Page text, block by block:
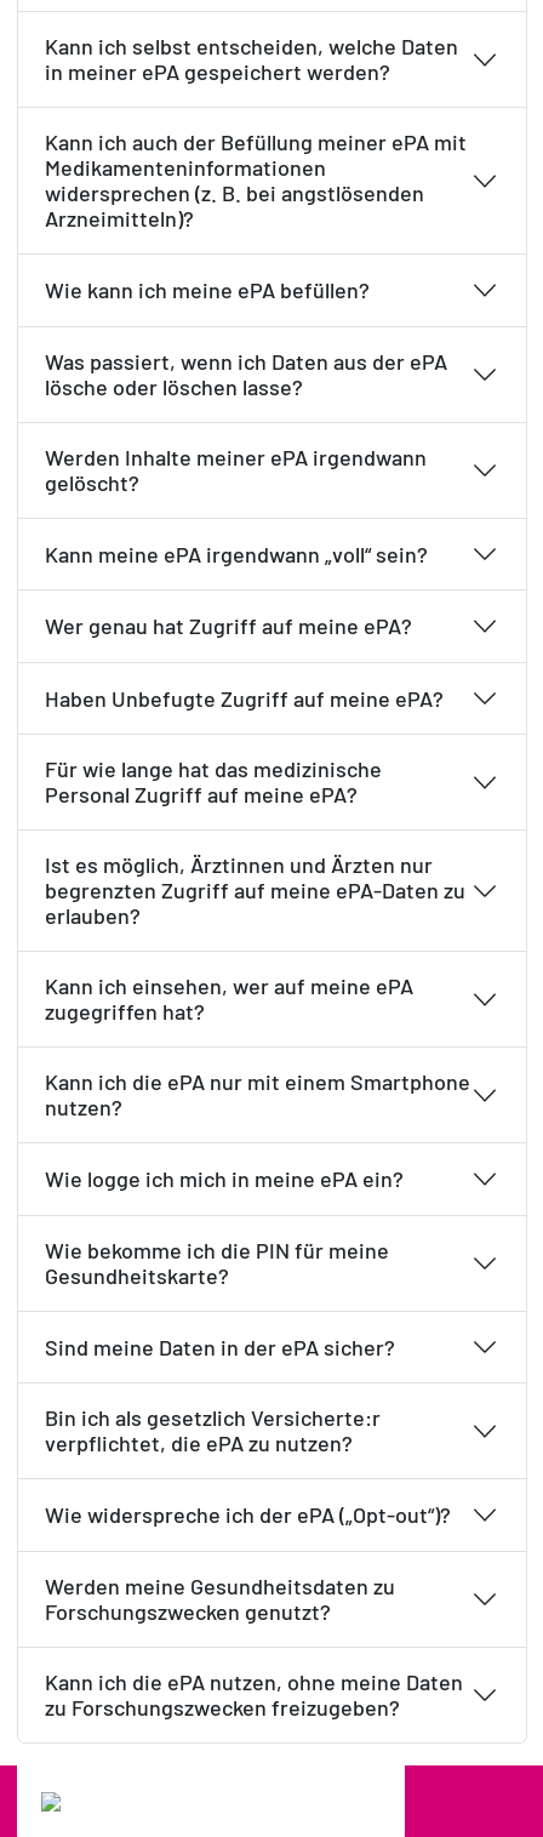
Kann ich selbst entscheiden, welche Daten
in meiner ePA gespeichert werden?
Kann ich auch der Befüllung meiner ePA mit
Medikamenteninformationen
widersprechen (z. B. bei angstlösenden
Arzneimitteln)?
Wie kann ich meine ePA befüllen?
Was passiert, wenn ich Daten aus der ePA
lösche oder löschen lasse?
Werden Inhalte meiner ePA irgendwann
gelöscht?
Kann meine ePA irgendwann „voll“ sein?
Wer genau hat Zugriff auf meine ePA?
Haben Unbefugte Zugriff auf meine ePA?
Für wie lange hat das medizinische
Personal Zugriff auf meine ePA?
Ist es möglich, Ärztinnen und Ärzten nur
begrenzten Zugriff auf meine ePA-Daten zu
erlauben?
Kann ich einsehen, wer auf meine ePA
zugegriffen hat?
Kann ich die ePA nur mit einem Smartphone
nutzen?
Wie logge ich mich in meine ePA ein?
Wie bekomme ich die PIN für meine
Gesundheitskarte?
Sind meine Daten in der ePA sicher?
Bin ich als gesetzlich Versicherte:r
verpflichtet, die ePA zu nutzen?
Wie widerspreche ich der ePA („Opt-out“)?
Werden meine Gesundheitsdaten zu
Forschungszwecken genutzt?
Kann ich die ePA nutzen, ohne meine Daten
zu Forschungszwecken freizugeben?